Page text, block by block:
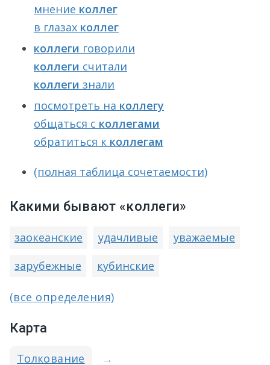
мнение коллег
в глазах коллег
коллеги говорили
коллеги считали
коллеги знали
посмотреть на коллегу
общаться с коллегами
обратиться к коллегам
(полная таблица сочетаемости)
Какими бывают «коллеги»
заокеанские удачливые
уважаемые
зарубежные
кубинские
(все определения)
Карта
Толкование →